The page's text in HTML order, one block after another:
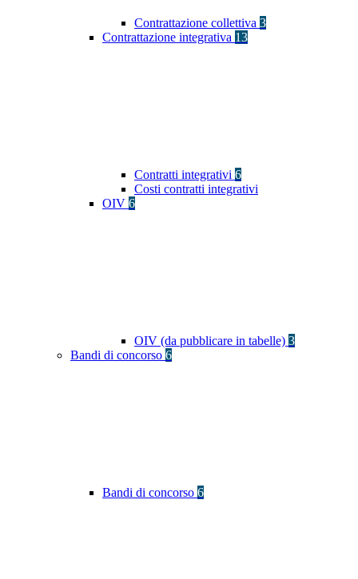
Contrattazione collettiva 3
Contrattazione integrativa 13
Contratti integrativi 6
Costi contratti integrativi
OIV 6
OIV (da pubblicare in tabelle) 3
Bandi di concorso 6
Bandi di concorso 6